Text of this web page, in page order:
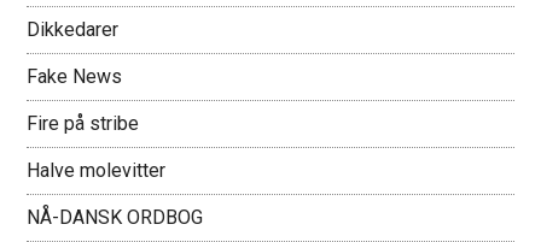
Dikkedarer
Fake News
Fire på stribe
Halve molevitter
NÅ-DANSK ORDBOG